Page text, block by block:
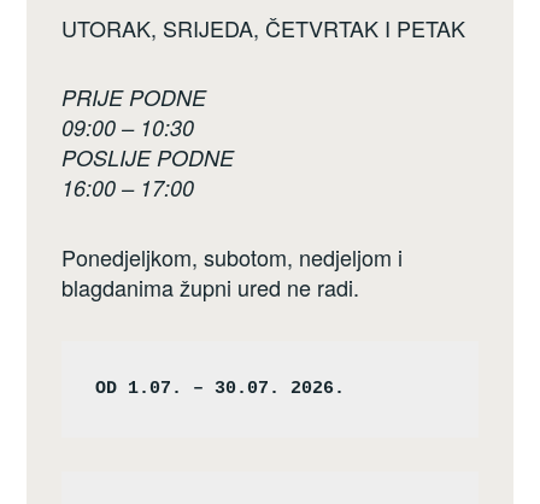
UTORAK, SRIJEDA, ČETVRTAK I PETAK
PRIJE PODNE
09:00 – 10:30
POSLIJE PODNE
16:00 – 17:00
Ponedjeljkom, subotom, nedjeljom i
blagdanima župni ured ne radi.
OD 1.07. – 30.07. 2026.